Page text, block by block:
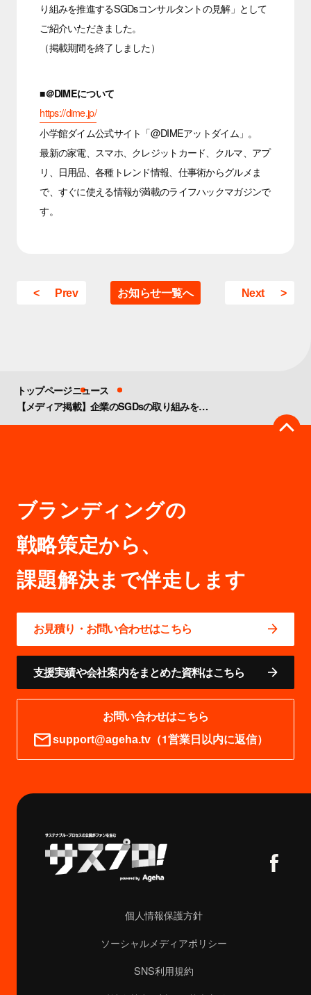
り組みを推進するSGDsコンサルタントの見解」として
ご紹介いただきました。
（掲載期間を終了しました）
■＠DIMEについて
https://dime.jp/
小学館ダイム公式サイト「@DIMEアットダイム」。
最新の家電、スマホ、クレジットカード、クルマ、アプ
リ、日用品、各種トレンド情報、仕事術からグルメま
で、すぐに使える情報が満載のライフハックマガジンで
す。
Prev お知らせ一覧へ Next
トップページニュース
【メディア掲載】企業のSGDsの取り組みを推進するSGDsコンサルタントの見解として、弊社黒田のコメントが＠DIMEに掲載されました。
ブランディングの
戦略策定から、
お見積り・お問い合わせはこちら
支援実績や会社案内をまとめた資料はこちら
お問い合わせはこちら
support@ageha.tv（1営業日以内に返信）
個人情報保護方針
ソーシャルメディアポリシー
SNS利用規約